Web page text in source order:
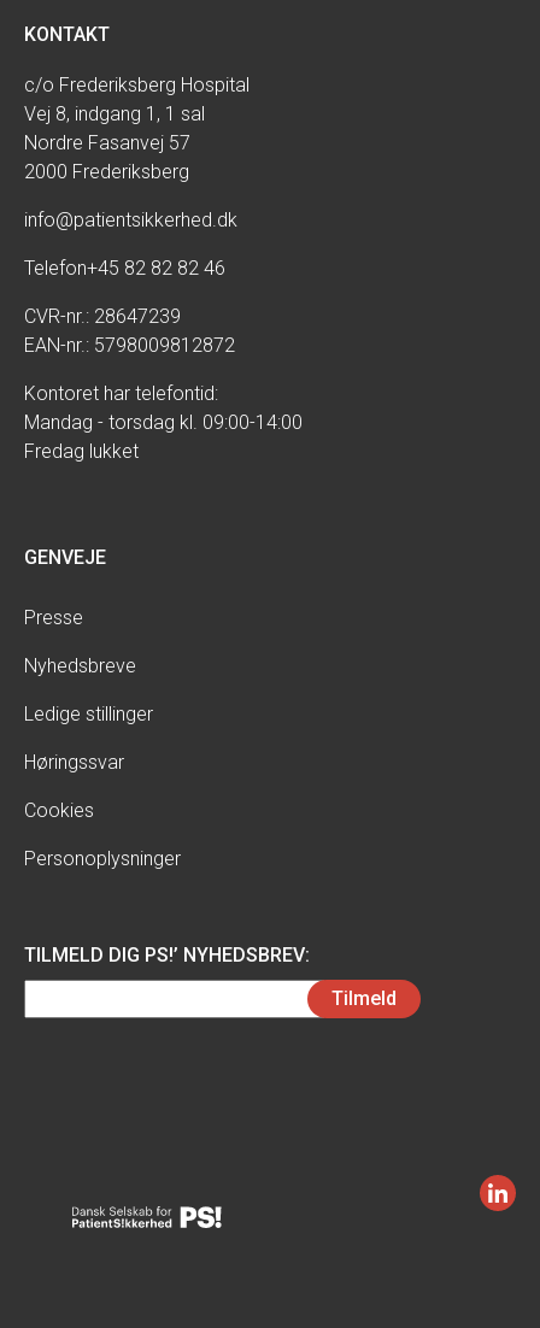
KONTAKT
c/o Frederiksberg Hospital
Vej 8, indgang 1, 1 sal
Nordre Fasanvej 57
2000 Frederiksberg
info@patientsikkerhed.dk
Telefon+45 82 82 82 46
CVR-nr.: 28647239
EAN-nr.: 5798009812872
Kontoret har telefontid:
Mandag - torsdag kl. 09:00-14:00
Fredag lukket
GENVEJE
Presse
Nyhedsbreve
Ledige stillinger
Høringssvar
Cookies
Personoplysninger
TILMELD DIG PS!’ NYHEDSBREV:
(Påkrævet)
Tilmeld